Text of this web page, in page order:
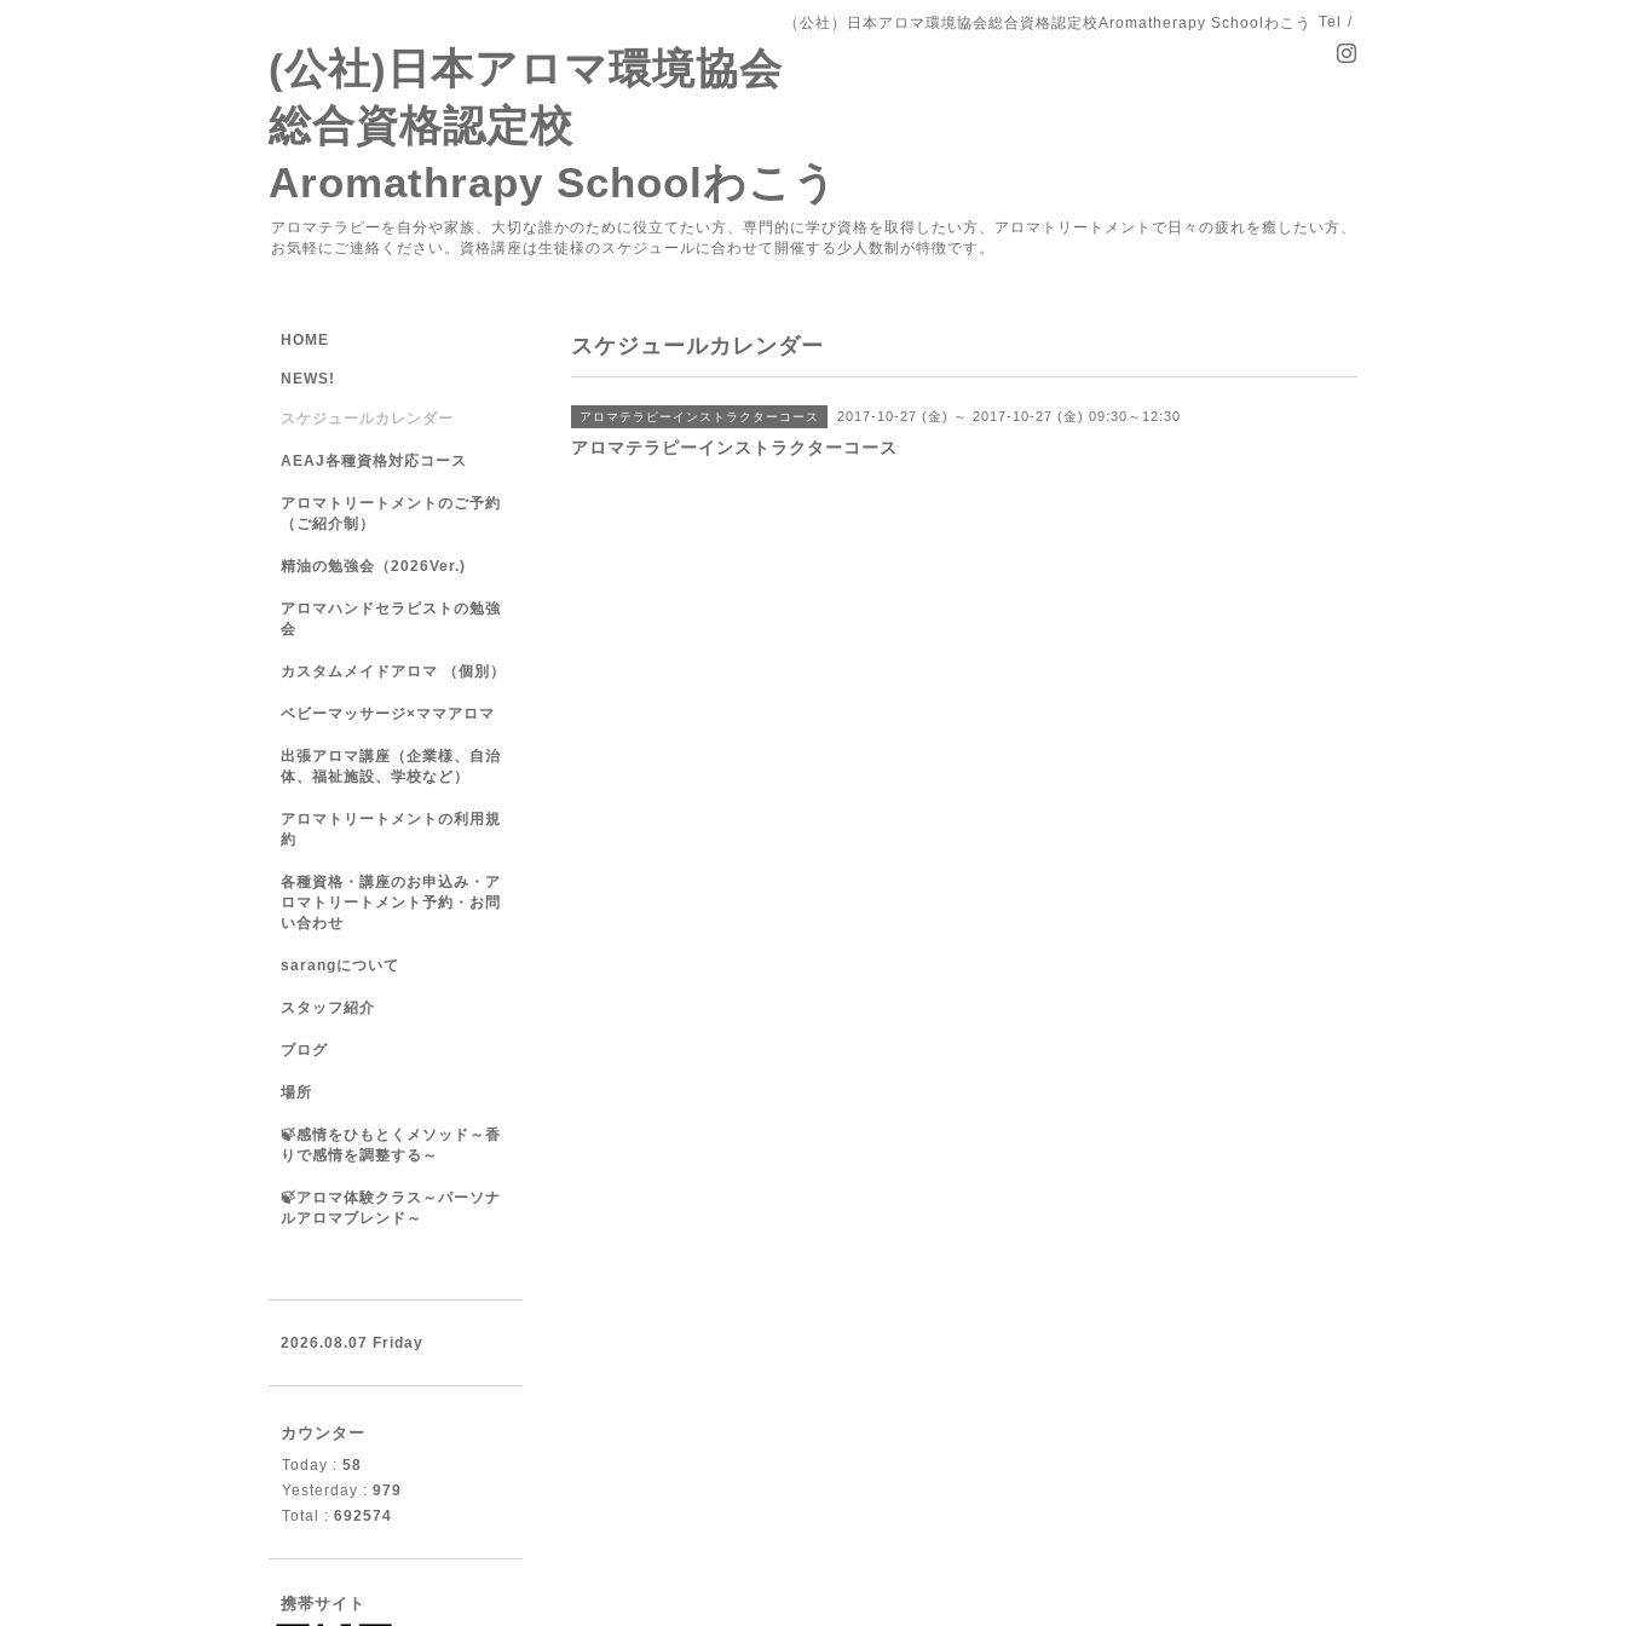
（公社）日本アロマ環境協会総合資格認定校Aromatherapy Schoolわこう Tel /
(公社)日本アロマ環境協会
総合資格認定校
Aromathrapy Schoolわこう
アロマテラピーを自分や家族、大切な誰かのために役立てたい方、専門的に学び資格を取得したい方、アロマトリートメントで日々の疲れを癒したい方、
お気軽にご連絡ください。資格講座は生徒様のスケジュールに合わせて開催する少人数制が特徴です。
スケジュールカレンダー
アロマテラピーインストラクターコース 2017-10-27 (金) ～ 2017-10-27 (金) 09:30～12:30
アロマテラピーインストラクターコース
HOME
NEWS!
スケジュールカレンダー
AEAJ各種資格対応コース
アロマトリートメントのご予約
（ご紹介制）
精油の勉強会（2026Ver.)
アロマハンドセラピストの勉強
会
カスタムメイドアロマ （個別）
ベビーマッサージ×ママアロマ
出張アロマ講座（企業様、自治
体、福祉施設、学校など）
アロマトリートメントの利用規
約
各種資格・講座のお申込み・ア
ロマトリートメント予約・お問
い合わせ
sarangについて
スタッフ紹介
ブログ
場所
🍃感情をひもとくメソッド～香
りで感情を調整する～
🍃アロマ体験クラス～パーソナ
ルアロマブレンド～
2026.08.07 Friday
カウンター
Today : 58
Yesterday : 979
Total : 692574
携帯サイト